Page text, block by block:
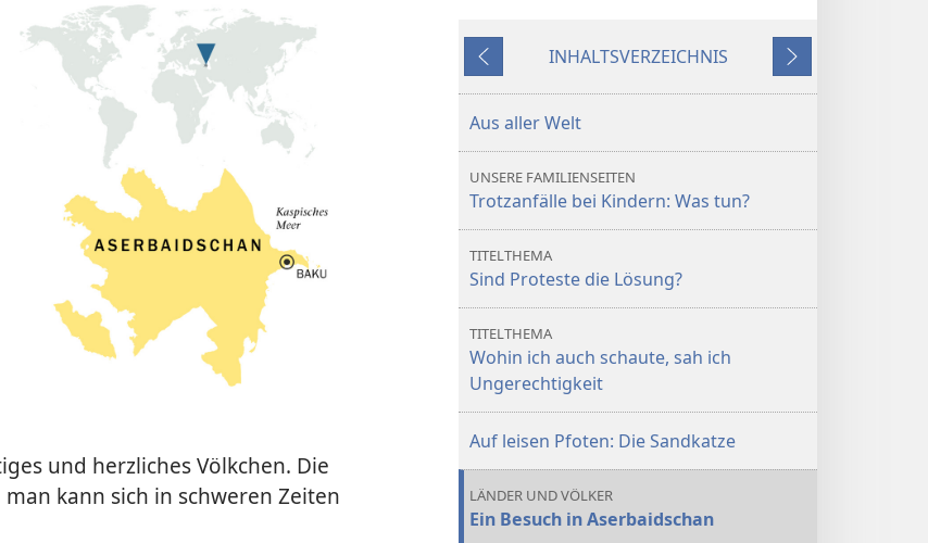
und herzliches Völkchen. Die
kann sich in schweren Zeiten
Sind Sind
Zurück
INHALTSVERZEICHNIS
Weiter
Aus aller Welt
UNSERE FAMILIENSEITEN
Trotzanfälle bei Kindern: Was tun?
TITELTHEMA
Sind Proteste die Lösung?
TITELTHEMA
Wohin ich auch schaute, sah ich
Ungerechtigkeit
Auf leisen Pfoten: Die Sandkatze
LÄNDER UND VÖLKER
Ein Besuch in Aserbaidschan